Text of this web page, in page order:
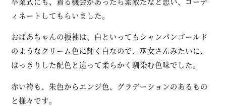
ィネートしてもらいました。
おばあちゃんの振袖は、白といってもシャンパンゴールド
のようなクリーム色に輝く白なので、巫女さんみたいに、
はっきりした配色と違って柔らかく馴染む色味でした。
赤い袴も、朱色からエンジ色、グラデーションのあるもの
と様々です。